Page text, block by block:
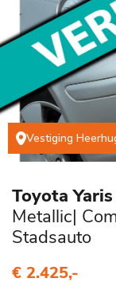
Vestiging
Toyota Yaris
Metallic|
Stadsauto
€ 2.425,-